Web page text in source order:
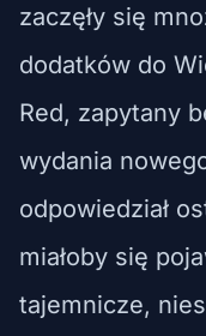
zaczęły się
dodatków do
Red, zapytany
wydania
odpowiedział
miałoby się
tajemnicze,